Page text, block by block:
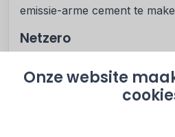
Onze website
emissie-arme cement te
Netzero
voetafdruk van 8%, dat is
door vliegtuigen,